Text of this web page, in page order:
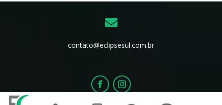

contato@eclipsesul.com.br